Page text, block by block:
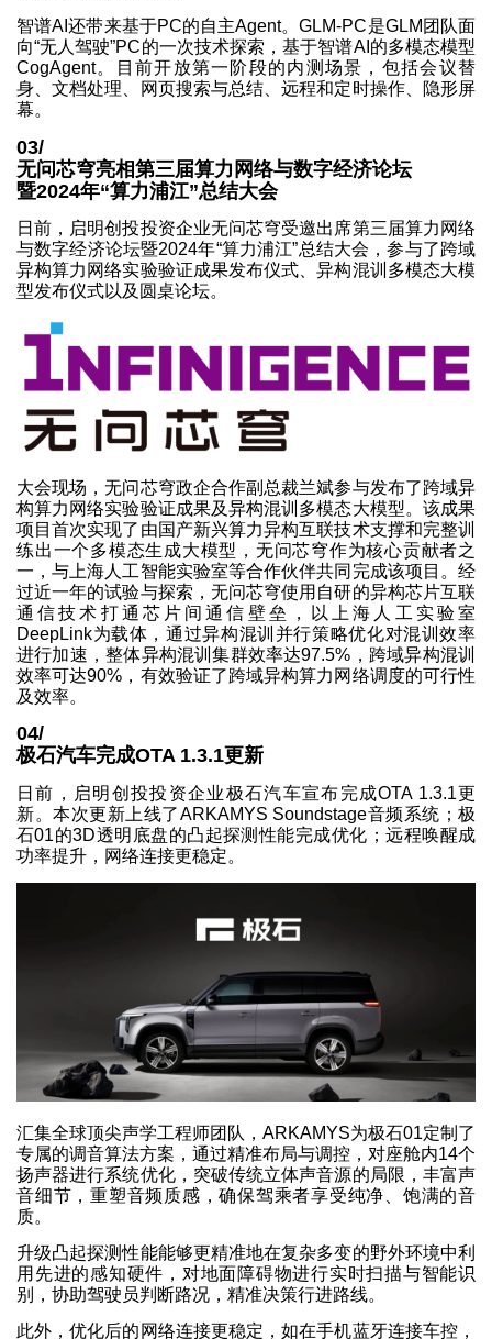
智谱AI还带来基于PC的自主Agent。GLM-PC是GLM团队面
向“无人驾驶”PC的一次技术探索，基于智谱AI的多模态模型
CogAgent。目前开放第一阶段的内测场景，包括会议替
身、文档处理、网页搜索与总结、远程和定时操作、隐形屏
幕。
03/
无问芯穹亮相第三届算力网络与数字经济论坛
暨2024年“算力浦江”总结大会
日前，启明创投投资企业无问芯穹受邀出席第三届算力网络
与数字经济论坛暨2024年“算力浦江”总结大会，参与了跨域
异构算力网络实验验证成果发布仪式、异构混训多模态大模
型发布仪式以及圆桌论坛。
大会现场，无问芯穹政企合作副总裁兰斌参与发布了跨域异
构算力网络实验验证成果及异构混训多模态大模型。该成果
项目首次实现了由国产新兴算力异构互联技术支撑和完整训
练出一个多模态生成大模型，无问芯穹作为核心贡献者之
一，与上海人工智能实验室等合作伙伴共同完成该项目。经
过近一年的试验与探索，无问芯穹使用自研的异构芯片互联
通信技术打通芯片间通信壁垒，以上海人工实验室
DeepLink为载体，通过异构混训并行策略优化对混训效率
进行加速，整体异构混训集群效率达97.5%，跨域异构混训
效率可达90%，有效验证了跨域异构算力网络调度的可行性
及效率。
04/
极石汽车完成OTA 1.3.1更新
日前，启明创投投资企业极石汽车宣布完成OTA 1.3.1更
新。本次更新上线了ARKAMYS Soundstage音频系统；极
石01的3D透明底盘的凸起探测性能完成优化；远程唤醒成
功率提升，网络连接更稳定。
汇集全球顶尖声学工程师团队，ARKAMYS为极石01定制了
专属的调音算法方案，通过精准布局与调控，对座舱内14个
扬声器进行系统优化，突破传统立体声音源的局限，丰富声
音细节，重塑音频质感，确保驾乘者享受纯净、饱满的音
质。
升级凸起探测性能能够更精准地在复杂多变的野外环境中利
用先进的感知硬件，对地面障碍物进行实时扫描与智能识
别，协助驾驶员判断路况，精准决策行进路线。
此外，优化后的网络连接更稳定，如在手机蓝牙连接车控，